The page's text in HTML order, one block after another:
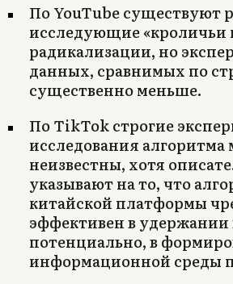
По YouTube существуют
исследующие «кроличьи
радикализации, но
данных, сравнимых по
существенно меньше.
По TikTok строгие
исследования алгоритма
неизвестны, хотя
указывают на то, что
китайской платформы
эффективен в
потенциально, в
информационной среды